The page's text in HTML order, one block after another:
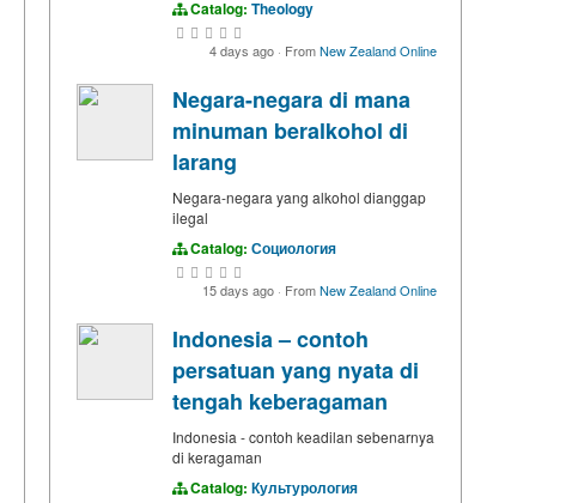
Catalog: Theology
4 days ago · FromNew Zealand Online
Negara-negara di mana
minuman beralkohol di
larang
Negara-negara yang alkohol dianggap
ilegal
Catalog: Социология
15 days ago · FromNew Zealand Online
Indonesia – contoh
persatuan yang nyata di
tengah keberagaman
Indonesia - contoh keadilan sebenarnya
di keragaman
Catalog: Культурология